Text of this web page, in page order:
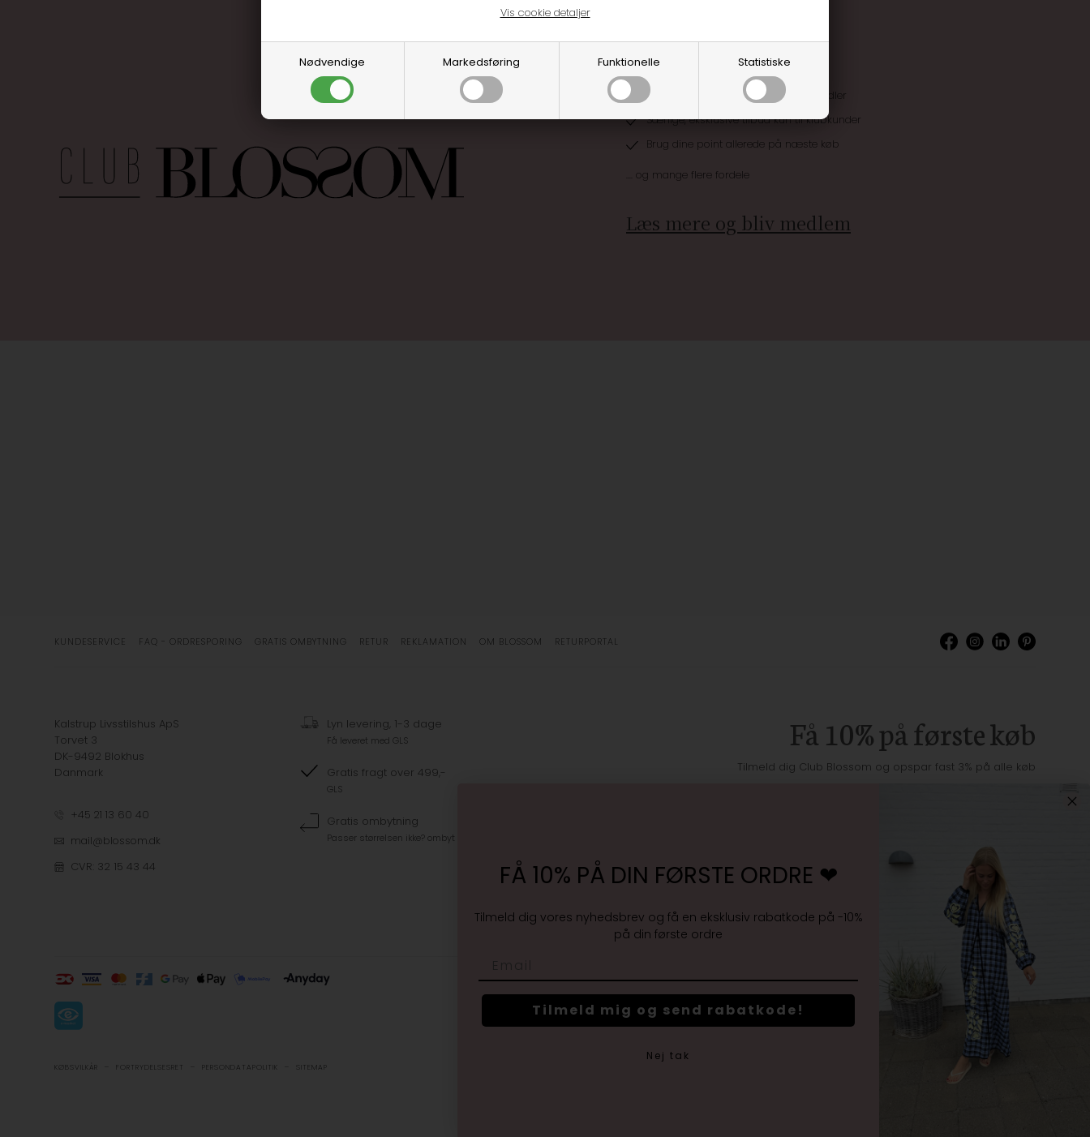
Nødvendige Markedsføring Funktionelle Statistiske
Vis cookie detaljer
Optjen 3% i bonuskroner når du handler
Særlige, eksklusive tilbud kun til klubkunder
Brug dine point allerede på næste køb
.... og mange flere fordele
Læs mere og bliv medlem
KUNDESERVICE FAQ - ORDRESPORING GRATIS OMBYTNING RETUR REKLAMATION OM BLOSSOM RETURPORTAL
Kalstrup Livsstilshus ApS
Torvet 3
DK-9492 Blokhus
Danmark
+45 21 13 60 40
mail@blossom.dk
CVR: 32 15 43 44
Lyn levering, 1-3 dage
Få leveret med GLS
Gratis fragt over 499,-
GLS
Gratis ombytning
Passer størrelsen ikke? ombyt gratis
Få 10% på første køb
Tilmeld dig Club Blossom og opspar fast 3% på alle køb
Jeg accepterervilkårene samt markedsføring
KØBSVILKÅR -FORTRYDELSESRET -PERSONDATAPOLITIK SITEMAP
FÅ 10% PÅ DIN FØRSTE ORDRE ❤︎
Tilmeld dig vores nyhedsbrev og få en eksklusiv rabatkode på -10%
på din første ordre
Tilmeld mig og send rabatkode!
Nej tak